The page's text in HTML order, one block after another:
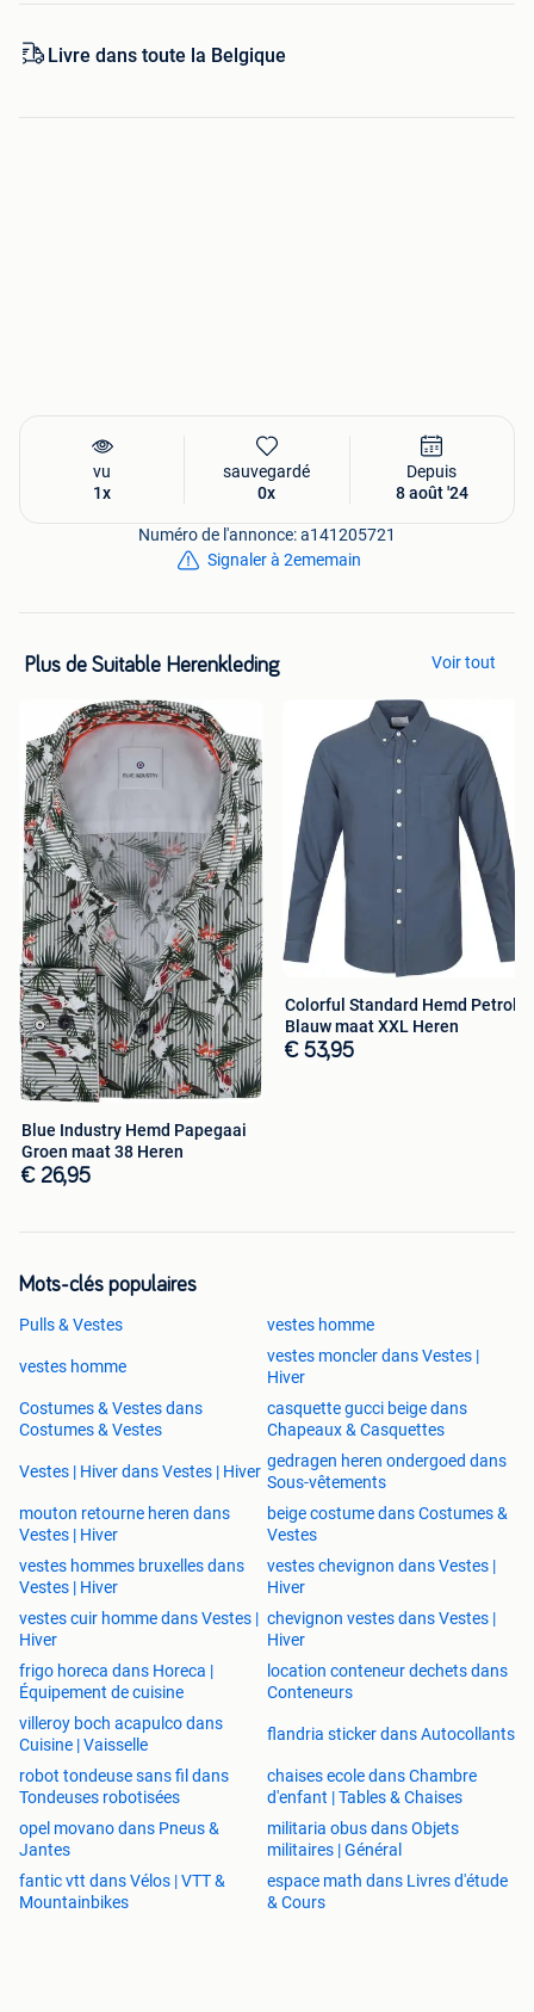
Livre dans toute la Belgique
vu
1x
sauvegardé
0x
Depuis
8 août '24
Numéro de l'annonce: a141205721
Signaler à 2ememain
Plus de Suitable Herenkleding Voir tout
Blue Industry Hemd Papegaai
Groen maat 38 Heren
€ 26,95
Colorful Standard Hemd Petrol
Blauw maat XXL Heren
€ 53,95
Mots-clés populaires
Pulls & Vestes vestes homme
vestes homme
vestes moncler dans Vestes |
Hiver
Costumes & Vestes dans
Costumes & Vestes
casquette gucci beige dans
Chapeaux & Casquettes
Vestes | Hiver dans Vestes | Hiver
gedragen heren ondergoed dans
Sous-vêtements
mouton retourne heren dans
Vestes | Hiver
beige costume dans Costumes &
Vestes
vestes hommes bruxelles dans
Vestes | Hiver
vestes chevignon dans Vestes |
Hiver
vestes cuir homme dans Vestes |
Hiver
chevignon vestes dans Vestes |
Hiver
frigo horeca dans Horeca |
Équipement de cuisine
location conteneur dechets dans
Conteneurs
villeroy boch acapulco dans
Cuisine | Vaisselle
flandria sticker dans Autocollants
robot tondeuse sans fil dans
Tondeuses robotisées
chaises ecole dans Chambre
d'enfant | Tables & Chaises
opel movano dans Pneus &
Jantes
militaria obus dans Objets
militaires | Général
fantic vtt dans Vélos | VTT &
Mountainbikes
espace math dans Livres d'étude
& Cours